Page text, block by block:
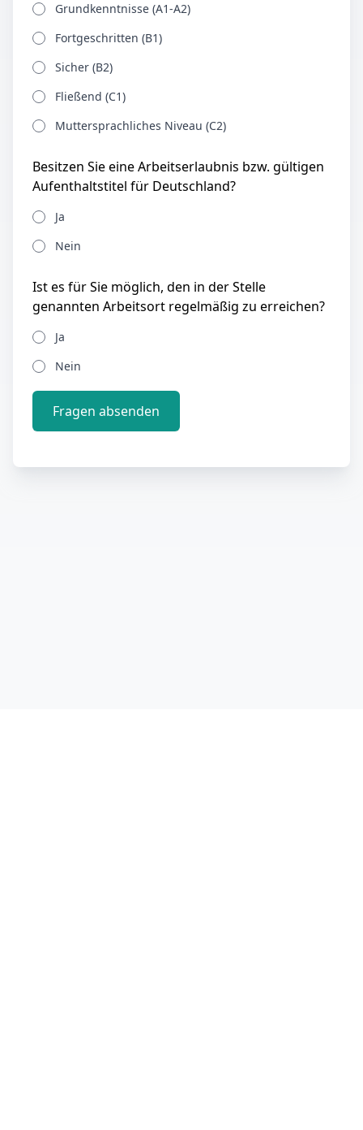
Grundkenntnisse (A1-A2)
Fortgeschritten (B1)
Sicher (B2)
Fließend (C1)
Muttersprachliches Niveau (C2)
Besitzen Sie eine Arbeitserlaubnis bzw. gültigen
Aufenthaltstitel für Deutschland?
Ja
Nein
Ist es für Sie möglich, den in der Stelle
genannten Arbeitsort regelmäßig zu erreichen?
Ja
Nein
Fragen absenden